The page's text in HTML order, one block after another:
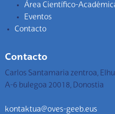
Área Científico-
Eventos
Contacto
Contacto
Carlos Santamaria zentroa,
A-6 bulegoa 20018, Donostia
kontaktua@oves-geeb.eus